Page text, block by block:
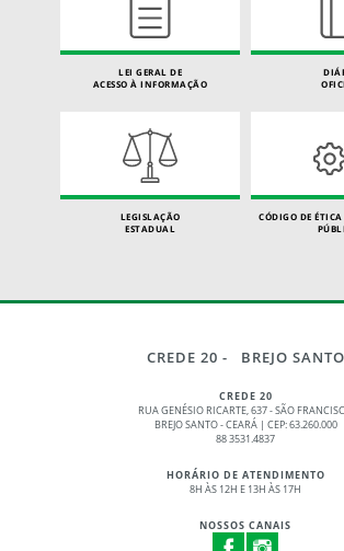
LEI GERAL DE
ACESSO À INFORMAÇÃO
LEGISLAÇÃO
ESTADUAL
CÓDIGO DE ÉTICA
CREDE 20 - BREJO SANTO
CREDE 20
RUA GENÉSIO RICARTE, 637 - SÃO
BREJO SANTO - CEARÁ | CEP: 63.260.000
88 3531.4837
HORÁRIO DE ATENDIMENTO
8H ÀS 12H E 13H ÀS 17H
NOSSOS CANAIS